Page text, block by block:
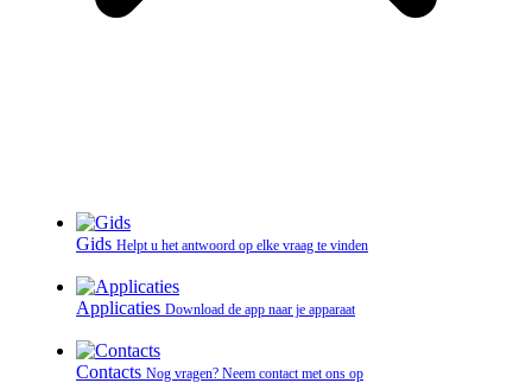
Gids Helpt u het antwoord op elke vraag te vinden
Applicaties Download de app naar je apparaat
Contacts Nog vragen? Neem contact met ons op